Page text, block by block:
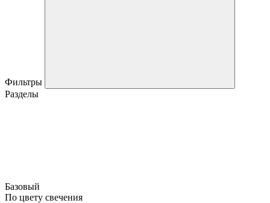
Фильтры
Разделы
Базовый
По цвету свечения